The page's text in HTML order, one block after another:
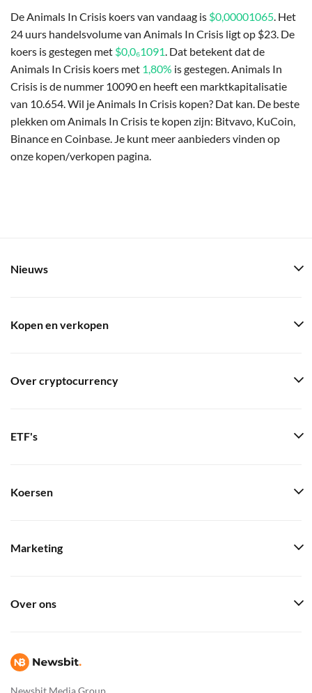
De Animals In Crisis koers van vandaag is $0,00001065. Het
24 uurs handelsvolume van Animals In Crisis ligt op $23. De
koers is gestegen met $0,0₆1091. Dat betekent dat de
Animals In Crisis koers met 1,80% is gestegen. Animals In
Crisis is de nummer 10090 en heeft een marktkapitalisatie
van 10.654. Wil je Animals In Crisis kopen? Dat kan. De beste
plekken om Animals In Crisis te kopen zijn: Bitvavo, KuCoin,
Binance en Coinbase. Je kunt meer aanbieders vinden op
onze kopen/verkopen pagina.
Newsbit Media Group
Nieuws
Kopen en verkopen
Over cryptocurrency
ETF's
Koersen
Marketing
Over ons